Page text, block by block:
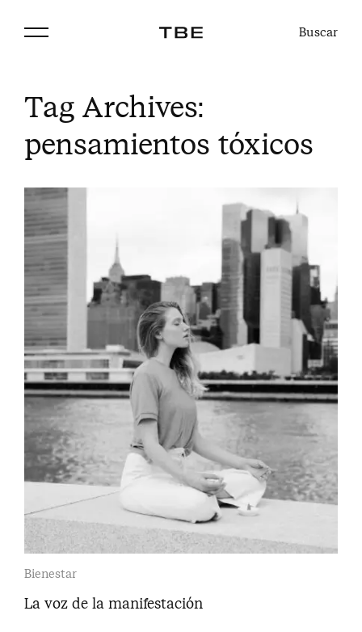
Buscar
Tag Archives:
pensamientos tóxicos
Bienestar
La voz de la manifestación